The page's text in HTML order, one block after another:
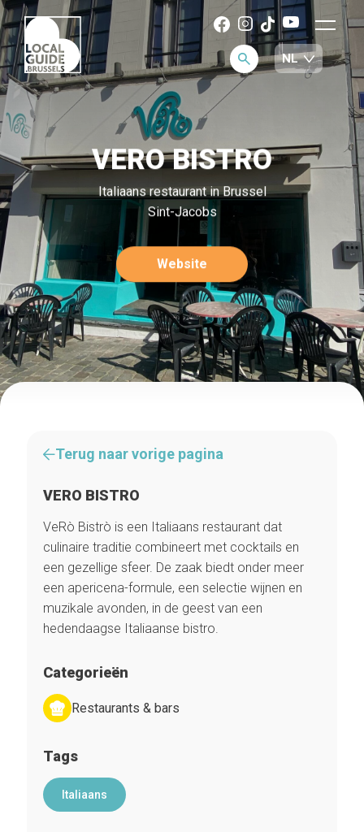
VERO BISTRO
Italiaans restaurant in Brussel
Sint-Jacobs
Website
Terug naar vorige pagina
VERO BISTRO
VeRò Bistrò is een Italiaans restaurant dat
culinaire traditie combineert met cocktails en
een gezellige sfeer. De zaak biedt onder meer
een apericena-formule, een selectie wijnen en
muzikale avonden, in de geest van een
hedendaagse Italiaanse bistro.
Categorieën
Restaurants & bars
Tags
Italiaans